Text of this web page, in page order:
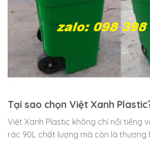
Tại sao chọn Việt Xanh
Việt Xanh Plastic không chỉ nổi tiếng
rác 90L chất lượng mà còn là thương